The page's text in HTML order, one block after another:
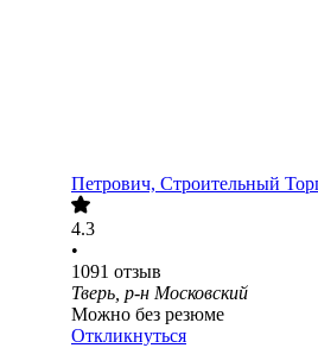
Петрович, Строительный
4.3
•
1091 отзыв
Тверь, р-н Московский
Можно без резюме
Откликнуться